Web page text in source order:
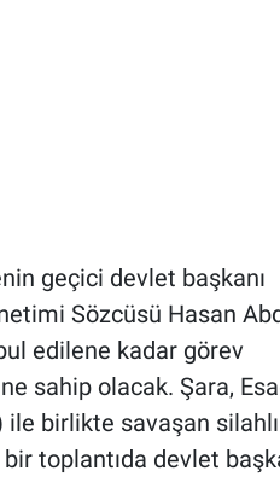
geçici devlet başkanı
Sözcüsü Hasan
edilene kadar görev
sahip olacak. Şara,
birlikte savaşan silahlı
bir toplantıda devlet